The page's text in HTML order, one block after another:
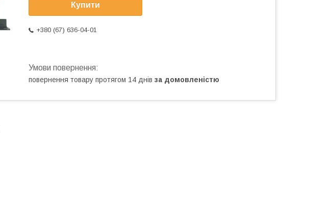
Купити
+380 (67) 636-04-01
повернення товару протягом 14 днів за домовленістю